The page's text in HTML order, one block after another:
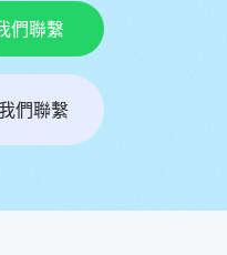
們聯繫
們聯繫